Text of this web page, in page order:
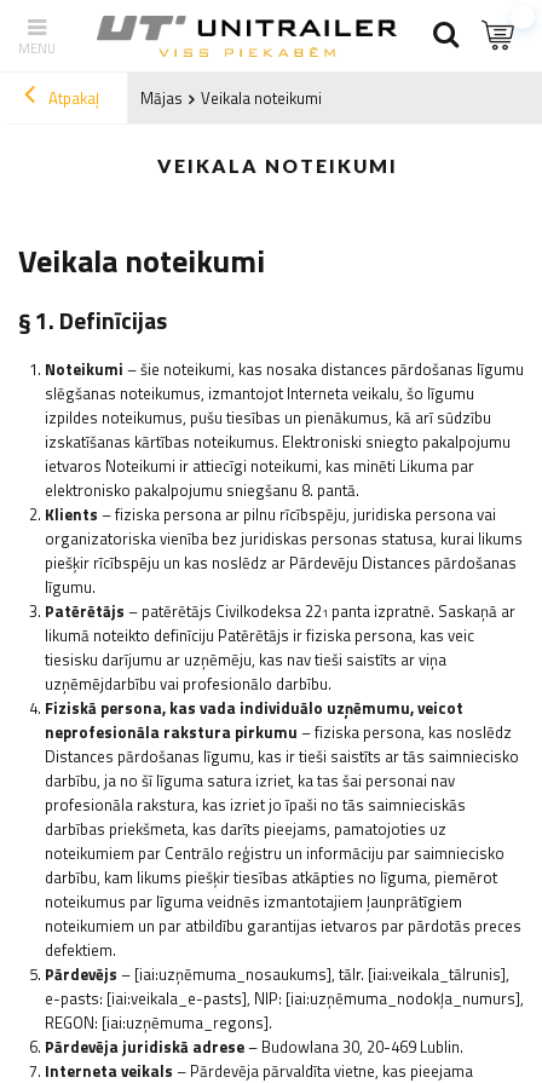
Atpakaļ Mājas Veikala noteikumi
VEIKALA NOTEIKUMI
Veikala noteikumi
§ 1. Definīcijas
Noteikumi – šie noteikumi, kas nosaka distances pārdošanas līgumu
slēgšanas noteikumus, izmantojot Interneta veikalu, šo līgumu
izpildes noteikumus, pušu tiesības un pienākumus, kā arī sūdzību
izskatīšanas kārtības noteikumus. Elektroniski sniegto pakalpojumu
ietvaros Noteikumi ir attiecīgi noteikumi, kas minēti Likuma par
elektronisko pakalpojumu sniegšanu 8. pantā.
Klients – fiziska persona ar pilnu rīcībspēju, juridiska persona vai
organizatoriska vienība bez juridiskas personas statusa, kurai likums
piešķir rīcībspēju un kas noslēdz ar Pārdevēju Distances pārdošanas
līgumu.
Patērētājs – patērētājs Civilkodeksa 221 panta izpratnē. Saskaņā ar
likumā noteikto definīciju Patērētājs ir fiziska persona, kas veic
tiesisku darījumu ar uzņēmēju, kas nav tieši saistīts ar viņa
uzņēmējdarbību vai profesionālo darbību.
Fiziskā persona, kas vada individuālo uzņēmumu, veicot
neprofesionāla rakstura pirkumu – fiziska persona, kas noslēdz
Distances pārdošanas līgumu, kas ir tieši saistīts ar tās saimniecisko
darbību, ja no šī līguma satura izriet, ka tas šai personai nav
profesionāla rakstura, kas izriet jo īpaši no tās saimnieciskās
darbības priekšmeta, kas darīts pieejams, pamatojoties uz
noteikumiem par Centrālo reģistru un informāciju par saimniecisko
darbību, kam likums piešķir tiesības atkāpties no līguma, piemērot
noteikumus par līguma veidnēs izmantotajiem ļaunprātīgiem
noteikumiem un par atbildību garantijas ietvaros par pārdotās preces
defektiem.
Pārdevējs – [iai:uzņēmuma_nosaukums], tālr. [iai:veikala_tālrunis],
e-pasts: [iai:veikala_e-pasts], NIP: [iai:uzņēmuma_nodokļa_numurs],
REGON: [iai:uzņēmuma_regons].
Pārdevēja juridiskā adrese– Budowlana 30, 20-469 Lublin.
Interneta veikals – Pārdevēja pārvaldīta vietne, kas pieejama